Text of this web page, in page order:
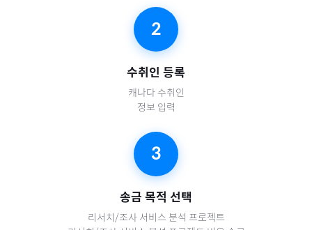
2
수취인 등록
캐나다수취인
정보 입력
3
송금 목적 선택
리서치/조사 서비스 분석 프로젝트